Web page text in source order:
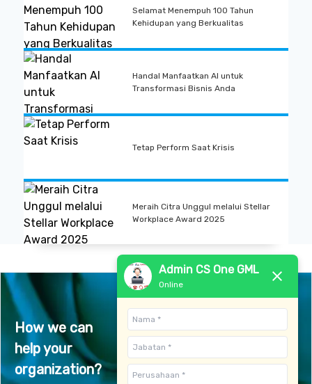
Selamat Menempuh 100 Tahun
Kehidupan yang Berkualitas
Handal Manfaatkan AI untuk
Transformasi Bisnis Anda
Tetap Perform Saat Krisis
Meraih Citra Unggul melalui Stellar
Workplace Award 2025
Admin CS One GML
Online
How we can
help your
organization?